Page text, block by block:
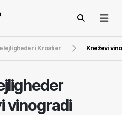
i Kroatien Kneževi
vinogradi